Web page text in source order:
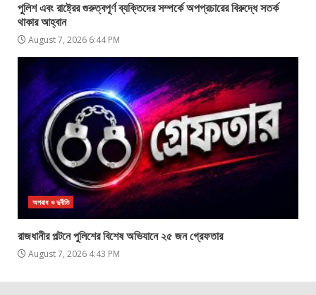
পুলিশ এবং রাষ্ট্রের গুরুত্বপূর্ণ ব্যক্তিদের সম্পর্কে অপপ্রচারের বিরুদ্ধে সতর্ক
থাকার আহ্বান
August 7, 2026 6:44 PM
অপরাধ ও দুর্নীতি
রাজধানীর পল্টনে পুলিশের বিশেষ অভিযানে ২৫ জন গ্রেফতার
August 7, 2026 4:43 PM